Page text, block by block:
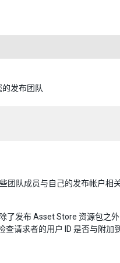
的发布团队
团队成员与自己的发布帐户相
了发布 Asset Store 资源包之
请求者的用户 ID 是否与附加